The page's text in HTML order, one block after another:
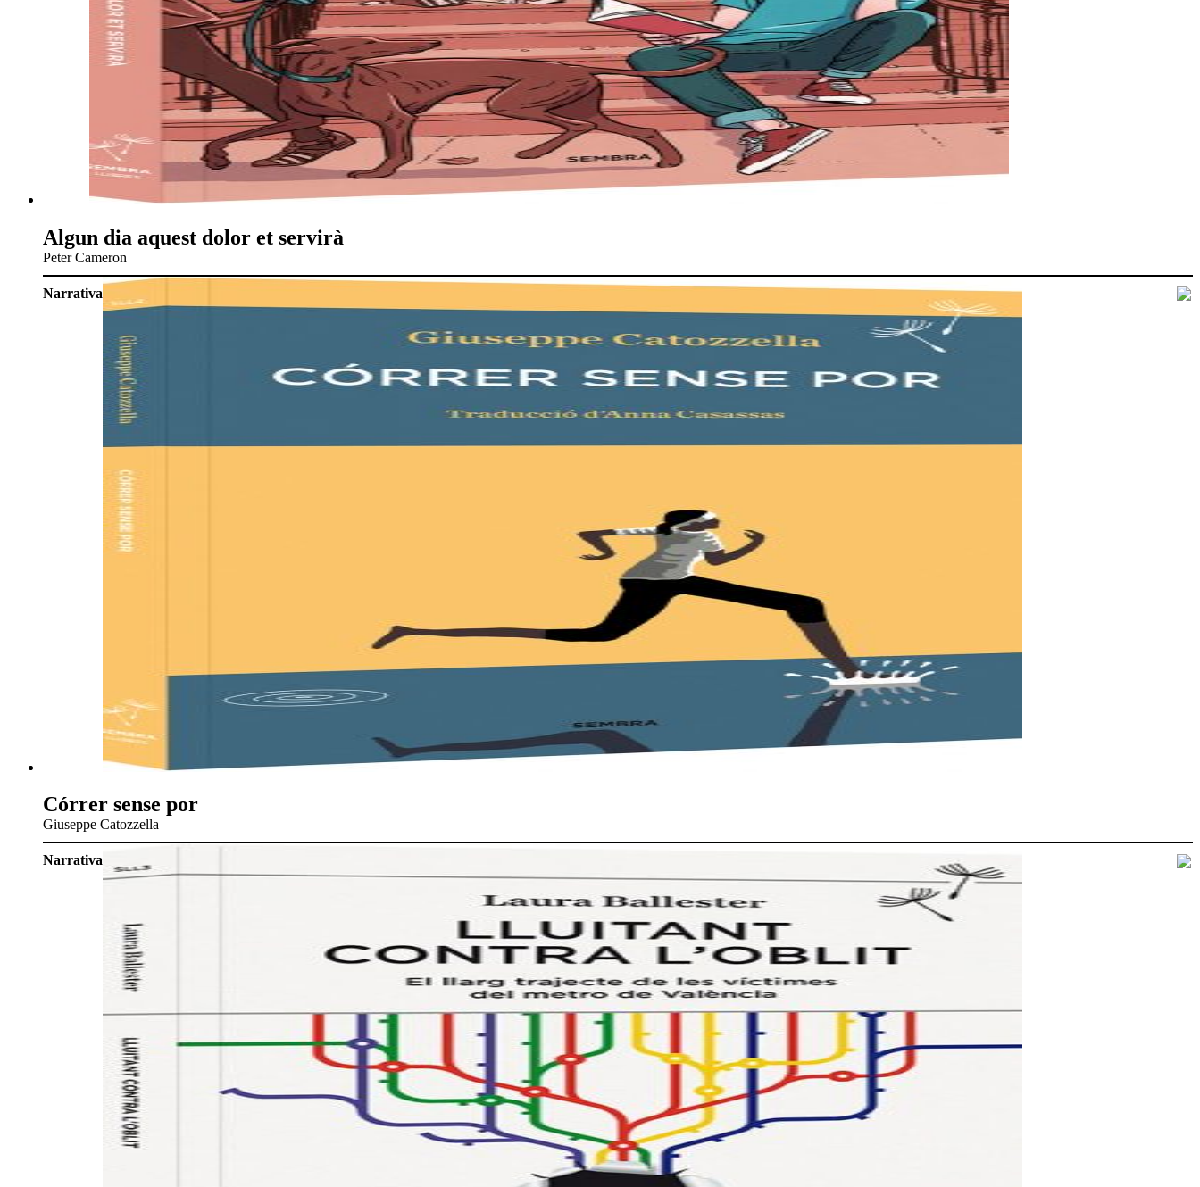
Algun dia aquest dolor et servirà
Peter Cameron
Narrativa
Córrer sense por
Giuseppe Catozzella
Narrativa